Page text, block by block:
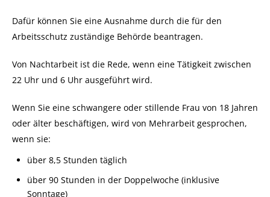
Dafür können Sie eine Ausnahme durch die für den
Arbeitsschutz zuständige Behörde beantragen.
Von Nachtarbeit ist die Rede, wenn eine Tätigkeit zwischen
22 Uhr und 6 Uhr ausgeführt wird.
Wenn Sie eine schwangere oder stillende Frau von 18 Jahren
oder älter beschäftigen, wird von Mehrarbeit gesprochen,
wenn sie:
über 8,5 Stunden täglich
über 90 Stunden in der Doppelwoche (inklusive
Sonntage)